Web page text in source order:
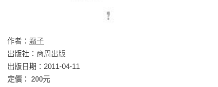
作者： 霜子
出版社： 商周出版
出版日期：2011-04-11
定價： 200元